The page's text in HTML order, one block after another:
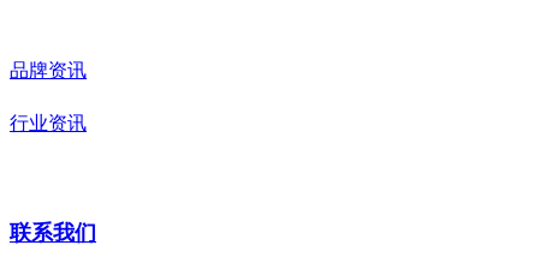
品牌资讯
行业资讯
联系我们